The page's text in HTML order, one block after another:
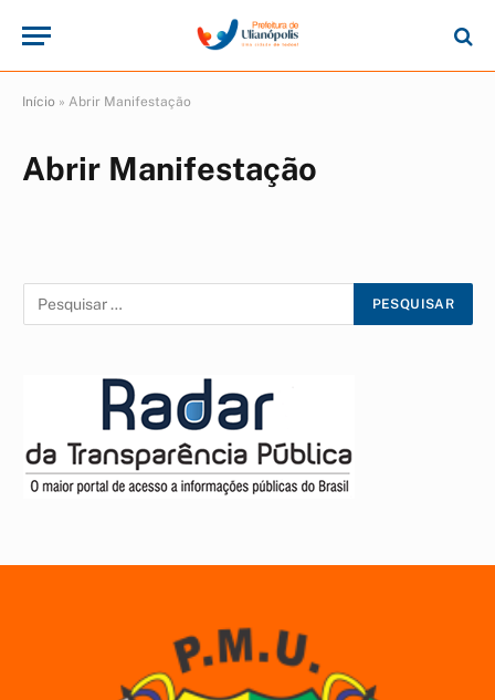
Início » Abrir Manifestação
Abrir Manifestação